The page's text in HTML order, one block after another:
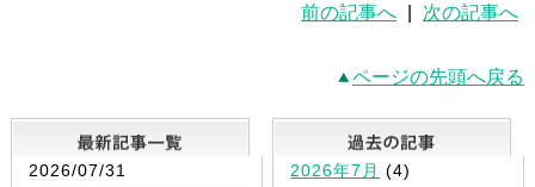
前の記事へ 次の記事へ
ページの先頭へ戻る
最新記事一覧
2026/07/31
2026年7月 (4)